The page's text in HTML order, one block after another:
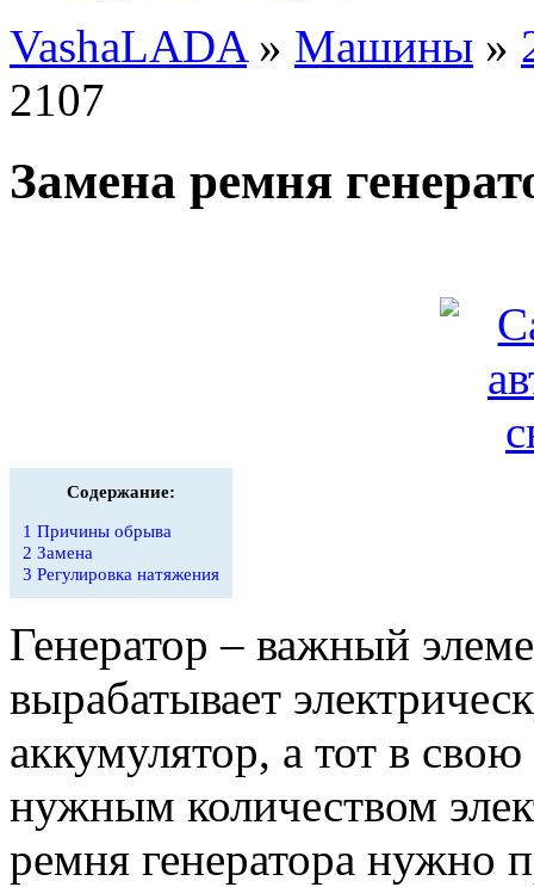
VashaLADA» Машины »
2107
Замена ремня
Содержание:
1 Причины обрыва
2 Замена
3 Регулировка натяжения
Генератор – важный
вырабатывает
аккумулятор, а тот в
нужным количеством
ремня генератора нужно